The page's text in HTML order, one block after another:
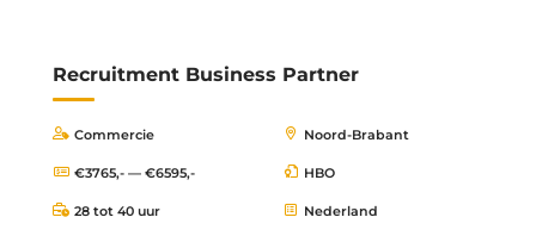
Recruitment Business Partner
Commercie Noord-Brabant
€3765,- — €6595,- HBO
28 tot 40 uur Nederland